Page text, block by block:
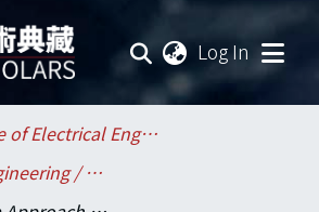
Log In
College of Electrical Engineering and Computer Science / 電機資訊學院
Electrical Engineering / 電機工程學系